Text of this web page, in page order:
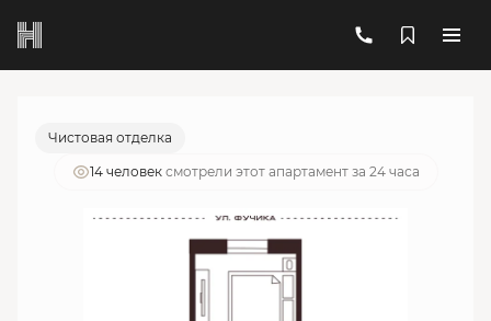
1-комнатный 6 532 235 руб.
Ипотека
Чистовая отделка
14 человек смотрели этот апартамент за 24 часа